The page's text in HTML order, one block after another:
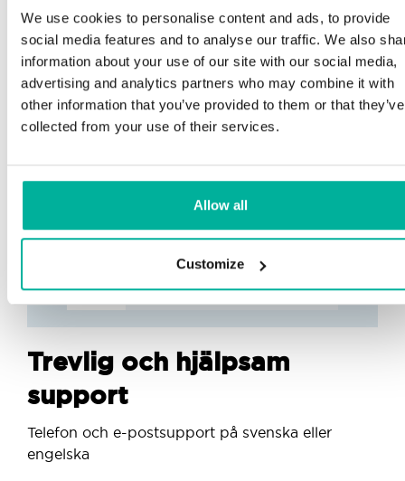
We use cookies to personalise content and ads, to provide
social media features and to analyse our traffic. We also
information about your use of our site with our social media,
advertising and analytics partners who may combine it with
other information that you’ve provided to them or that they’ve
collected from your use of their services.
Allow all
Customize
Trevlig och hjälpsam
support
Telefon och e-postsupport på svenska eller
engelska